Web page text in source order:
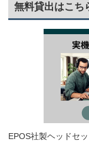
無料貸出はこち
EPOS社製ヘッドセ